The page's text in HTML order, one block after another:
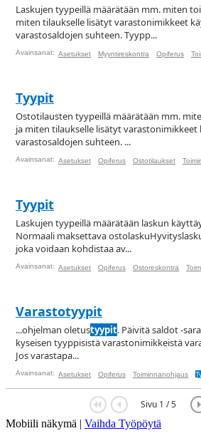
Laskujen tyypeillä määrätään mm. miten
miten tilaukselle lisätyt varastonimikkeet
varastosaldojen suhteen. Tyypp...
Avainsanat: Asetukset Myyntireskontra Opiferus
Tyypit
Ostotilausten tyypeillä määrätään mm.
ja miten tilaukselle lisätyt
varastosaldojen suhteen. ...
Avainsanat: Asetukset Opiferus Ostotilaukset
Tyypit
Laskujen tyypeillä määrätään laskun
Normaali maksettava
joka voidaan kohdistaa av...
Avainsanat: Asetukset Opiferus Ostoreskontra
Varastotyypit
...ohjelman oletustyypit. Päivitä saldot -
kyseisen tyyppisistä varastonimikkeistä
Jos varastapa...
Avainsanat: Asetukset Opiferus Toiminnanohjaus
Sivu 1 / 5
Mobiili näkymä | Vaihda Työpöytä